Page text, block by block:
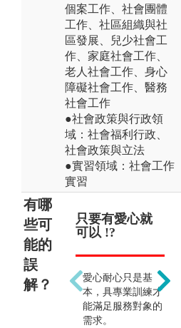
個案工作、社會團體
工作、社區組織與社
區發展、兒少社會工
作、家庭社會工作、
老人社會工作、身心
障礙社會工作、醫務
社會工作
●社會政策與行政領
域：社會福利行政、
社會政策與立法
●實習領域：社會工作
實習
有哪
些可
能的
誤
解？
只要有愛心就
可以 !?
愛心耐心只是基
本，具專業訓練才
能滿足服務對象的
需求。